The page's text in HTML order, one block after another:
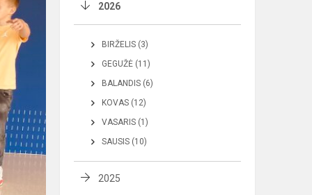
2026
BIRŽELIS (3)
GEGUŽĖ (11)
BALANDIS (6)
KOVAS (12)
VASARIS (1)
SAUSIS (10)
2025